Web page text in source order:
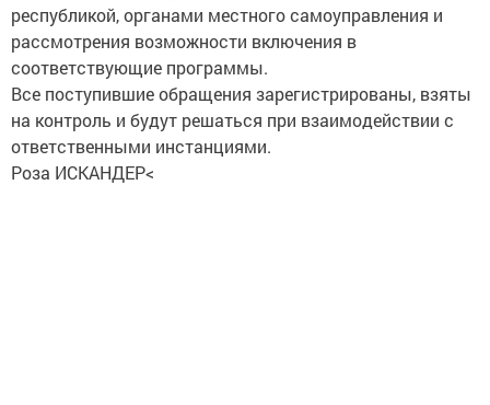
республикой, органами местного самоуправления и
рассмотрения возможности включения в
соответствующие программы.
Все поступившие обращения зарегистрированы, взяты
на контроль и будут решаться при взаимодействии с
ответственными инстанциями.
Роза ИСКАНДЕР<